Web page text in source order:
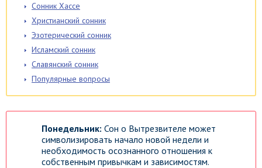
Сонник Хассе
Христианский сонник
Эзотерический сонник
Исламский сонник
Славянский сонник
Популярные вопросы
Понедельник: Сон о Вытрезвителе может
символизировать начало новой недели и
необходимость осознанного отношения к
собственным привычкам и зависимостям.